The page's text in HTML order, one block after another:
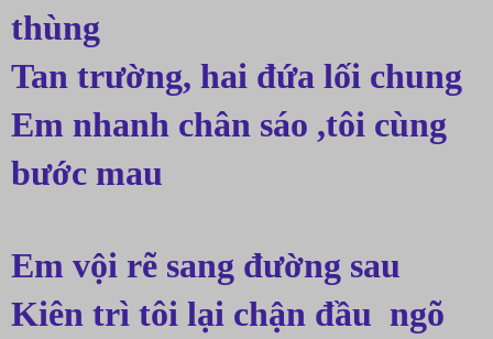
thùng
Tan trường, hai đứa lối chung
Em nhanh chân sáo ,tôi cùng
bước mau
Em vội rẽ sang đường sau
Kiên trì tôi lại chận đầu  ngõ